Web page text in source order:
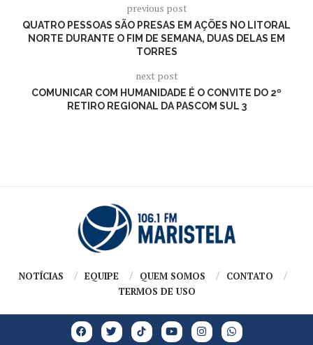
previous post
QUATRO PESSOAS SÃO PRESAS EM AÇÕES NO LITORAL
NORTE DURANTE O FIM DE SEMANA, DUAS DELAS EM
TORRES
next post
COMUNICAR COM HUMANIDADE É O CONVITE DO 2º
RETIRO REGIONAL DA PASCOM SUL 3
NOTÍCIAS EQUIPE QUEM SOMOS
CONTATO
TERMOS DE USO